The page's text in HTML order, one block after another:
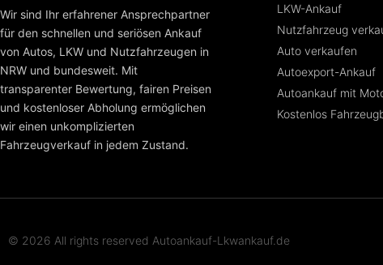
Wir sind Ihr erfahrener Ansprechpartner
für den schnellen und seriösen Ankauf
von Autos, LKW und Nutzfahrzeugen in
NRW und bundesweit. Mit
transparenter Bewertung, fairen Preisen
und kostenloser Abholung ermöglichen
wir einen unkomplizierten
Fahrzeugverkauf in jedem Zustand.
LKW-Ankauf
Nutzfahrzeug
Auto verkaufen
Autoexport-Ankauf
Autoankauf mit
Kostenlos
© 2026 All rights reserved Autoankauf-Lkwankauf.de